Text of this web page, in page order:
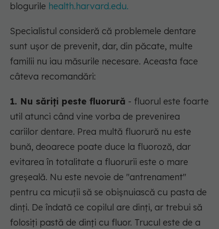
blogurile health.harvard.edu.
Specialistul consideră că problemele dentare
sunt ușor de prevenit, dar, din păcate, multe
familii nu iau măsurile necesare. Aceasta face
câteva recomandări:
1. Nu săriți peste fluorură - fluorul este foarte
util atunci când vine vorba de prevenirea
cariilor dentare. Prea multă fluorură nu este
bună, deoarece poate duce la fluoroză, dar
evitarea în totalitate a fluorurii este o mare
greșeală. Nu este nevoie de "antrenament"
pentru ca micuții să se obișnuiască cu pasta de
dinți. De îndată ce copilul are dinți, ar trebui să
folosiți pastă de dinți cu fluor. Trucul este de a